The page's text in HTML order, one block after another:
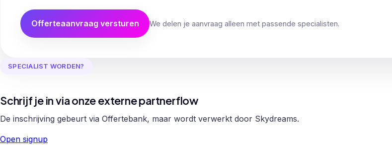
Offerteaanvraag versturen We delen je aanvraag alleen met passende specialisten.
SPECIALIST WORDEN?
Schrijf je in via onze externe partnerflow
De inschrijving gebeurt via Offertebank, maar wordt verwerkt door Skydreams.
Open signup